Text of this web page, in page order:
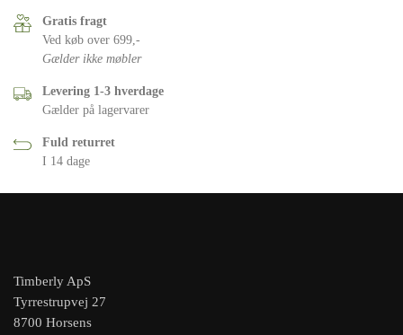
Gratis fragt
Ved køb over 699,-
Gælder ikke møbler
Levering 1-3 hverdage
Gælder på lagervarer
Fuld returret
I 14 dage
Timberly ApS
Tyrrestrupvej 27
8700 Horsens